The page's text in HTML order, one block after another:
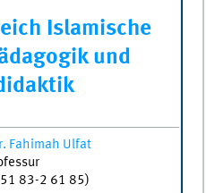
Islamische
und
Fahimah Ulfat
83-2 61 85)